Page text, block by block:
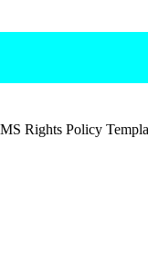
Rights Policy